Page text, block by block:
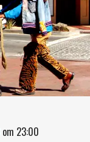
om 23:00